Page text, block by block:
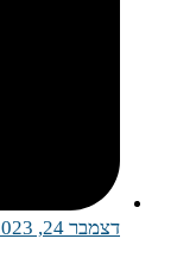
דצמבר 24, 2023